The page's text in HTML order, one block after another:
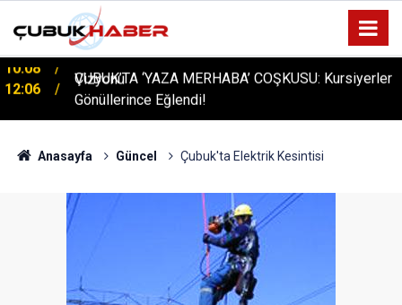
12:06
ÇUBUK’TA ‘YAZA MERHABA’ COŞKUSU: Kursiyerler
Gönüllerince Eğlendi!
Anasayfa Güncel Çubuk'ta Elektrik Kesintisi